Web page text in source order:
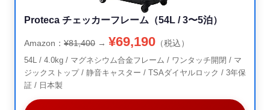
Proteca チェッカーフレーム（54L / 3〜5泊）
Amazon： ¥81,400 → ¥69,190 （税込）
54L / 4.0kg / マグネシウム合金フレーム / ワンタッチ開閉 / マ
ジックストップ / 静音キャスター / TSAダイヤルロック / 3年保
証 / 日本製